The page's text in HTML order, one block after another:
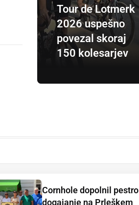
Tour de Lotmerk
2026 uspešno
povezal skoraj
150 kolesarjev
Cornhole dopolnil pestro
dogajanje na Prleškem